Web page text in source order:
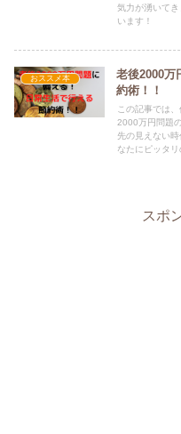
気力が湧いて
います！
おススメ本
老後2000万
約術！！
この記事では
2000万円問題
先の見えない
なたにピッタ
スポ